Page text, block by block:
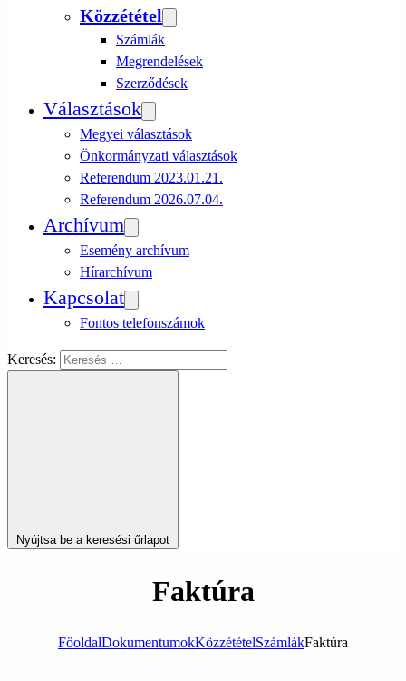
Közzététel
Számlák
Megrendelések
Szerződések
Választások
Megyei választások
Önkormányzati választások
Referendum 2023.01.21.
Referendum 2026.07.04.
Archívum
Esemény archívum
Hírarchívum
Kapcsolat
Fontos telefonszámok
Keresés:
Nyújtsa be a keresési űrlapot
Faktúra
FőoldalDokumentumokKözzétételSzámlákFaktúra